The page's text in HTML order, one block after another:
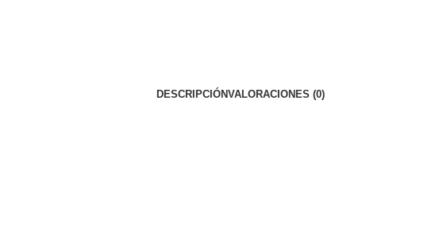
DESCRIPCIÓNVALORACIONES (0)